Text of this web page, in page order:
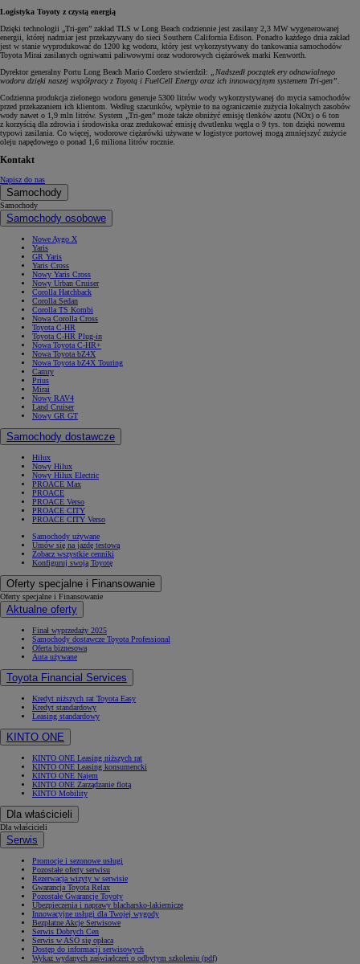
Logistyka Toyoty z czystą energią
Dzięki technologii „Tri-gen” zakład TLS w Long Beach codziennie jest zasilany 2,3 MW wygenerowanej
energii, której nadmiar jest przekazywany do sieci Southern California Edison. Ponadto każdego dnia zakład
jest w stanie wyprodukować do 1200 kg wodoru, który jest wykorzystywany do tankowania samochodów
Toyota Mirai zasilanych ogniwami paliwowymi oraz wodorowych ciężarówek marki Kenworth.
Dyrektor generalny Portu Long Beach Mario Cordero stwierdził:
„Nadszedł początek ery odnawialnego
wodoru dzięki naszej współpracy z Toyotą i FuelCell Energy oraz ich innowacyjnym systemem Tri-gen”.
Codzienna produkcja zielonego wodoru generuje 5300 litrów wody wykorzystywanej do mycia samochodów
przed przekazaniem ich klientom. Według szacunków, wpłynie to na ograniczenie zużycia lokalnych zasobów
wody nawet o 1,9 mln litrów. System „Tri-gen” może także obniżyć emisję tlenków azotu (NOx) o 6 ton
z korzyścią dla zdrowia i środowiska oraz zredukować emisję dwutlenku węgla o 9 tys. ton dzięki nowemu
typowi zasilania. Co więcej, wodorowe ciężarówki używane w logistyce portowej mogą zmniejszyć zużycie
oleju napędowego o ponad 1,6 miliona litrów rocznie.
Kontakt
Napisz do nas
Samochody
Samochody
Samochody osobowe
Nowe Aygo X
Yaris
GR Yaris
Yaris Cross
Nowy Yaris Cross
Nowy Urban Cruiser
Corolla Hatchback
Corolla Sedan
Corolla TS Kombi
Nowa Corolla Cross
Toyota C-HR
Toyota C-HR Plug-in
Nowa Toyota C-HR+
Nowa Toyota bZ4X
Nowa Toyota bZ4X Touring
Camry
Prius
Mirai
Nowy RAV4
Land Cruiser
Nowy GR GT
Samochody dostawcze
Hilux
Nowy Hilux
Nowy Hilux Electric
PROACE Max
PROACE
PROACE Verso
PROACE CITY
PROACE CITY Verso
Samochody używane
Umów się na jazdę testową
Zobacz wszystkie cenniki
Konfiguruj swoją Toyotę
Oferty specjalne i Finansowanie
Oferty specjalne i Finansowanie
Aktualne oferty
Finał wyprzedaży 2025
Samochody dostawcze Toyota Professional
Oferta biznesowa
Auta używane
Toyota Financial Services
Kredyt niższych rat Toyota Easy
Kredyt standardowy
Leasing standardowy
KINTO ONE
KINTO ONE Leasing niższych rat
KINTO ONE Leasing konsumencki
KINTO ONE Najem
KINTO ONE Zarządzanie flotą
KINTO Mobility
Dla właścicieli
Dla właścicieli
Serwis
Promocje i sezonowe usługi
Pozostałe oferty serwisu
Rezerwacja wizyty w serwisie
Gwarancja Toyota Relax
Pozostałe Gwarancje Toyoty
Ubezpieczenia i naprawy blacharsko-lakiernicze
Innowacyjne usługi dla Twojej wygody
Bezpłatne Akcje Serwisowe
Serwis Dobrych Cen
Serwis w ASO się opłaca
Dostęp do informacji serwisowych
Wykaz wydanych zaświadczeń o odbytym szkoleniu (pdf)